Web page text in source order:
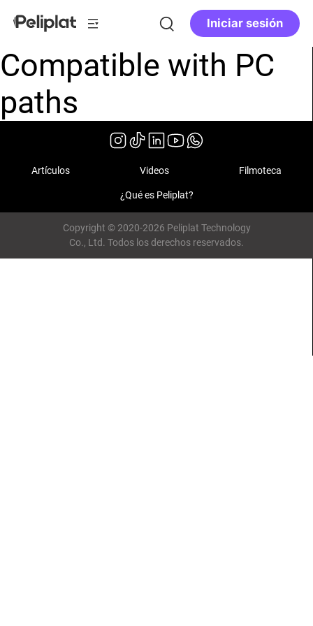
Iniciar sesión
Compatible with PC
paths
Artículos Videos Filmoteca
¿Qué es Peliplat?
Copyright © 2020-2026 Peliplat Technology
Co., Ltd. Todos los derechos reservados.